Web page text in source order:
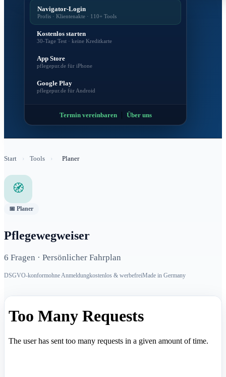
Navigator-Login
Profis · Klientenakte · 110+ Tools
Kostenlos starten
30-Tage Test · keine Kreditkarte
App Store
pflegepur.de für iPhone
Google Play
pflegepur.de für Android
Termin vereinbaren| Über uns
Start › Tools › Planer
🧭
📅 Planer
Pflegewegweiser
6 Fragen · Persönlicher Fahrplan
DSGVO-konformohne Anmeldungkostenlos & werbefreiMade in Germany